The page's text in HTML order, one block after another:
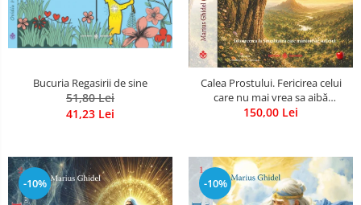
Bucuria Regasirii de sine
51,80 Lei
41,23 Lei
Calea Prostului. Fericirea celui
care nu mai vrea sa aibă
dreptate - Intoarcerea la
150,00 Lei
-10% -10%